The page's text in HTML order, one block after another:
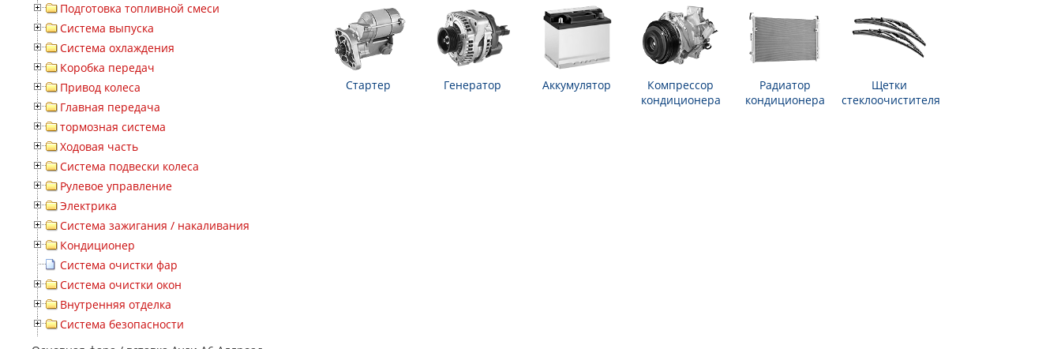
Подготовка топливной смеси
Система выпуска
Система охлаждения
Коробка передач
Привод колеса
Главная передача
тормозная система
Ходовая часть
Система подвески колеса
Рулевое управление
Электрика
Система зажигания / накаливания
Кондиционер
Система очистки фар
Система очистки окон
Внутренняя отделка
Система безопасности
Стартер Генератор Аккумулятор
Компрессор
кондиционера
Радиатор
кондиционера
Щетки
стеклоочистителя